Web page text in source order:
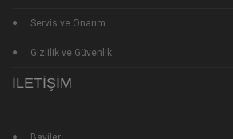
Servis ve Onarım
Gizlilik ve Güvenlik
İLETIŞIM